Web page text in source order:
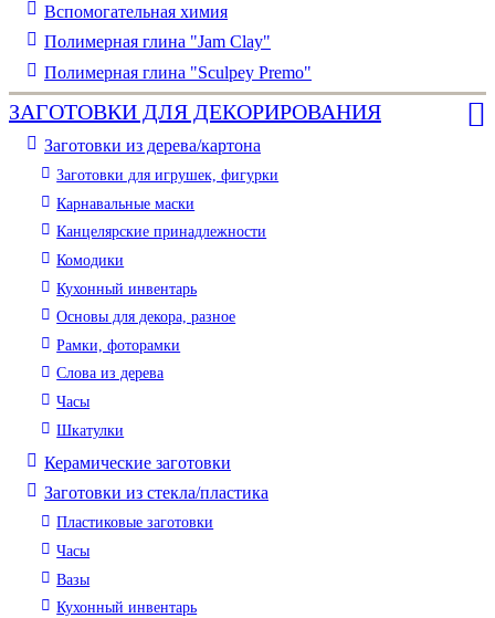
Вспомогательная химия
Полимерная глина "Jam Clay"
Полимерная глина "Sculpey Premo"
ЗАГОТОВКИ ДЛЯ ДЕКОРИРОВАНИЯ
Заготовки из дерева/картона
Заготовки для игрушек, фигурки
Карнавальные маски
Канцелярские принадлежности
Комодики
Кухонный инвентарь
Основы для декора, разное
Рамки, фоторамки
Слова из дерева
Часы
Шкатулки
Керамические заготовки
Заготовки из стекла/пластика
Пластиковые заготовки
Часы
Вазы
Кухонный инвентарь